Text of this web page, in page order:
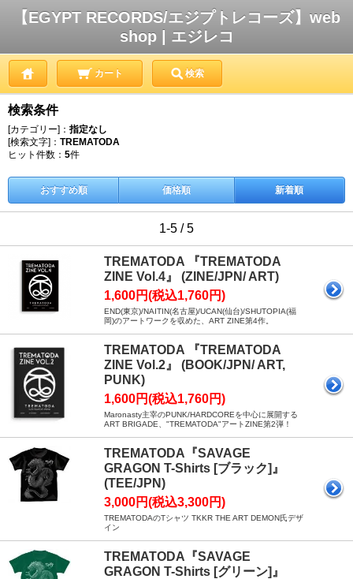
【EGYPT RECORDS/エジプトレコーズ】web
shop | エジレコ
カート 検索
検索条件
[カテゴリー]： 指定なし
[検索文字]： TREMATODA
ヒット件数： 5件
おすすめ順 価格順 新着順
1-5 / 5
TREMATODA 『TREMATODA
ZINE Vol.4』 (ZINE/JPN/ ART)
1,600円(税込1,760円)
END(東京)/NAITIN(名古屋)/UCAN(仙台)/SHUTOPIA(福
岡)のアートワークを収めた、ART ZINE第4作。
TREMATODA 『TREMATODA
ZINE Vol.2』 (BOOK/JPN/ ART,
PUNK)
1,600円(税込1,760円)
Maronasty主宰のPUNK/HARDCOREを中心に展開する
ART BRIGADE、"TREMATODA"アートZINE第2弾！
TREMATODA『SAVAGE
GRAGON T-Shirts [ブラック]』
(TEE/JPN)
3,000円(税込3,300円)
TREMATODAのTシャツ TKKR THE ART DEMON氏デザ
イン
TREMATODA『SAVAGE
GRAGON T-Shirts [グリーン]』